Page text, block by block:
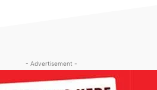
- Advertisement -